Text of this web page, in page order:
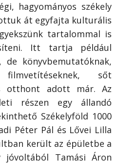
hagyományos székely
át egyfajta kulturális
tartalommal is
Itt tartja például
könyvbemutatóknak,
sőt
otthont adott már. Az
részen egy állandó
Székelyföld 1000
Péter Pál és Lővei Lilla
került az épületbe a
jóvoltából Tamási Áron